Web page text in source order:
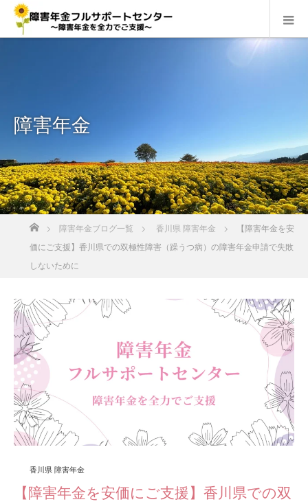
障害年金
障害年金ブログ一覧 香川県 障害年金
【障害年金を安
価にご支援】香川県での双極性障害（躁うつ病）の障害年金申請で失敗
しないために
香川県 障害年金
【障害年金を安価にご支援】香川県での双